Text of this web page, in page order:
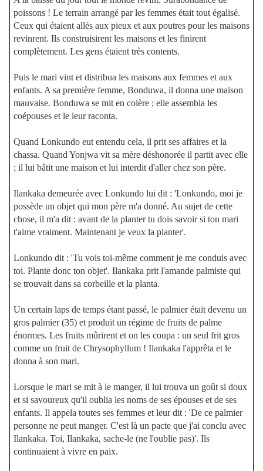
poissons ! Le terrain arrangé par les femmes était tout égalisé.
Ceux qui étaient allés aux pieux et aux poutres pour les maisons
revinrent. Ils construisirent les maisons et les finirent
complètement. Les gens étaient très contents.
Puis le mari vint et distribua les maisons aux femmes et aux
enfants. A sa première femme, Bonduwa, il donna une maison
mauvaise. Bonduwa se mit en colère ; elle assembla les
coépouses et le leur raconta.
Quand Lonkundo eut entendu cela, il prit ses affaires et la
chassa. Quand Yonjwa vit sa mère déshonorée il partit avec elle
; il lui bâtit une maison et lui interdit d'aller chez son père.
Ilankaka demeurée avec Lonkundo lui dit : 'Lonkundo, moi je
possède un objet qui mon père m'a donné. Au sujet de cette
chose, il m'a dit : avant de la planter tu dois savoir si ton mari
t'aime vraiment. Maintenant je veux la planter'.
Lonkundo dit : 'Tu vois toi-même comment je me conduis avec
toi. Plante donc ton objet'. Ilankaka prit l'amande palmiste qui
se trouvait dans sa corbeille et la planta.
Un certain laps de temps étant passé, le palmier était devenu un
gros palmier (35) et produit un régime de fruits de palme
énormes. Les fruits mûrirent et on les coupa : un seul frit gros
comme un fruit de Chrysophyllum ! Ilankaka l'apprêta et le
donna à son mari.
Lorsque le mari se mit à le manger, il lui trouva un goût si doux
et si savoureux qu'il oublia les noms de ses épouses et de ses
enfants. Il appela toutes ses femmes et leur dit : 'De ce palmier
personne ne peut manger. C'est là un pacte que j'ai conclu avec
Ilankaka. Toi, Ilankaka, sache-le (ne l'oublie pas)'. Ils
continuaient à vivre en paix.